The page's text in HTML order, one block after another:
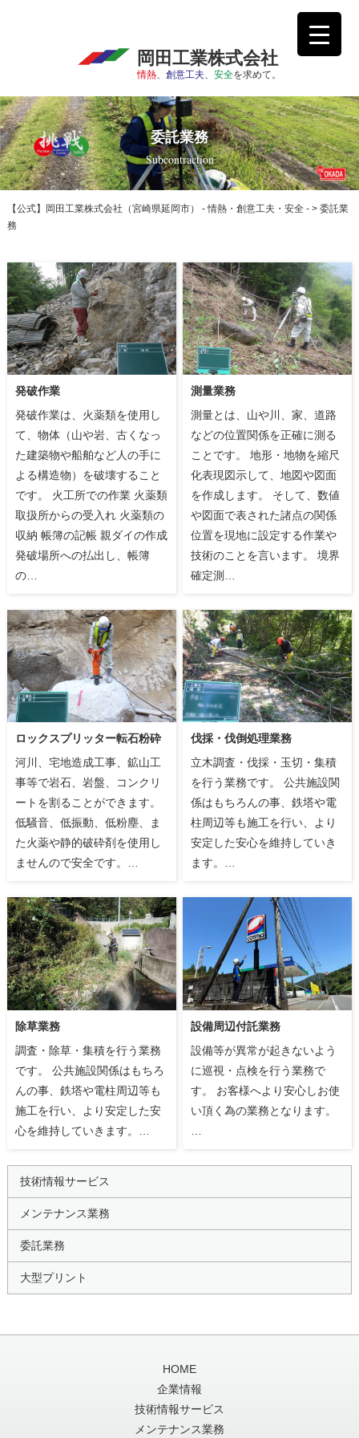
岡田工業株式会社
情熱、 創意工夫、 安全を求めて。
委託業務
Subcontraction
【公式】岡田工業株式会社（宮崎県延岡市） - 情熱・創意工夫・安全 -> 委託業
務
発破作業
発破作業は、火薬類を使用し
て、物体（山や岩、古くなっ
た建築物や船舶など人の手に
よる構造物）を破壊すること
です。 火工所での作業 火薬類
取扱所からの受入れ 火薬類の
収納 帳簿の記帳 親ダイの作成
発破場所への払出し、帳簿
の…
測量業務
測量とは、山や川、家、道路
などの位置関係を正確に測る
ことです。 地形・地物を縮尺
化表現図示して、地図や図面
を作成します。 そして、数値
や図面で表された諸点の関係
位置を現地に設定する作業や
技術のことを言います。 境界
確定測…
ロックスプリッター転石粉砕
河川、宅地造成工事、鉱山工
事等で岩石、岩盤、コンクリ
ートを割ることができます。
低騒音、低振動、低粉塵、ま
た火薬や静的破砕剤を使用し
ませんので安全です。…
伐採・伐倒処理業務
立木調査・伐採・玉切・集積
を行う業務です。 公共施設関
係はもちろんの事、鉄塔や電
柱周辺等も施工を行い、より
安定した安心を維持していき
ます。…
除草業務
調査・除草・集積を行う業務
です。 公共施設関係はもちろ
んの事、鉄塔や電柱周辺等も
施工を行い、より安定した安
心を維持していきます。…
設備周辺付託業務
設備等が異常が起きないよう
に巡視・点検を行う業務で
す。 お客様へより安心しお使
い頂く為の業務となります。
技術情報サービス
メンテナンス業務
委託業務
大型プリント
HOME
企業情報
技術情報サービス
メンテナンス業務